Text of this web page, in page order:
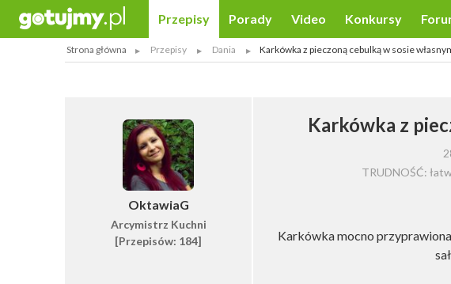
Przepisy Porady Video Konkursy
Strona główna Przepisy Dania Karkówka z pieczoną cebulką w sosie
OktawiaG
Arcymistrz Kuchni
[Przepisów: 184]
Karkówka z
TRUDNOŚĆ:
Karkówka mocno